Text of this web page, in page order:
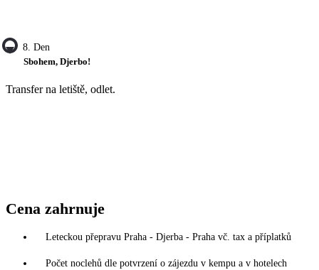
8. Den
Sbohem, Djerbo!
Transfer na letiště, odlet.
Cena zahrnuje
Leteckou přepravu Praha - Djerba - Praha vč. tax a příplatků
Počet noclehů dle potvrzení o zájezdu v kempu a v hotelech